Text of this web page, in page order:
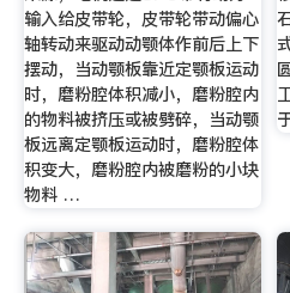
输入给皮带轮，皮带轮带动偏心
轴转动来驱动动颚体作前后上下
摆动，当动颚板靠近定颚板运动
时，磨粉腔体积减小，磨粉腔内
的物料被挤压或被劈碎，当动颚
板远离定颚板运动时，磨粉腔体
积变大，磨粉腔内被磨粉的小块
物料 …